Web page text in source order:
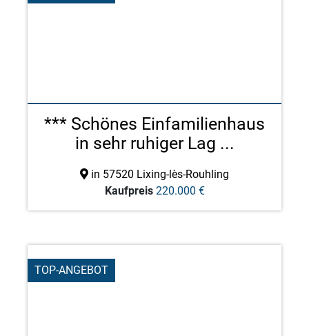
*** Schönes Einfamilienhaus
in sehr ruhiger Lag ...
in 57520 Lixing-lès-Rouhling
Kaufpreis 220.000 €
TOP-ANGEBOT